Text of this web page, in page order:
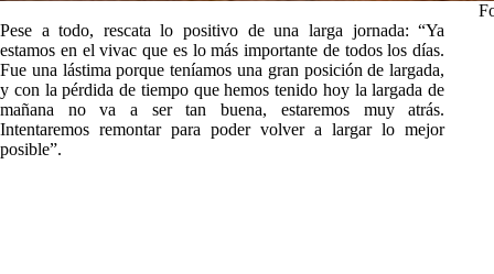
Pese a todo, rescata lo positivo de una larga jornada: “Ya
estamos en el vivac que es lo más importante de todos los días.
Fue una lástima porque teníamos una gran posición de largada,
y con la pérdida de tiempo que hemos tenido hoy la largada de
mañana no va a ser tan buena, estaremos muy atrás.
Intentaremos remontar para poder volver a largar lo mejor
posible”.